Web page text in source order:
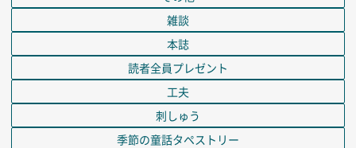
雑談
本誌
読者全員プレゼント
工夫
刺しゅう
季節の童話タペストリー